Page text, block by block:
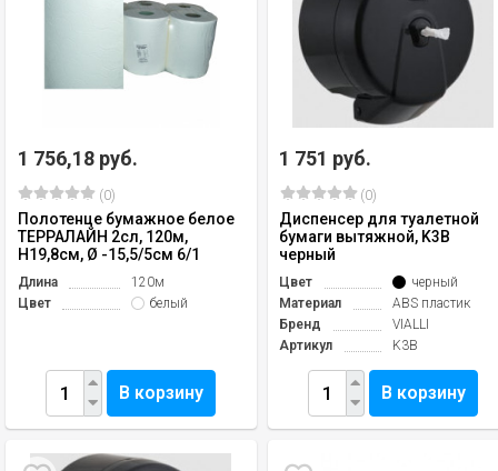
1 756,18 руб.
(0)
Полотенце бумажное белое
ТЕРРАЛАЙН 2сл, 120м,
H19,8см, Ø -15,5/5см 6/1
Длина
120м
Цвет
белый
В корзину
1 751 руб.
(0)
Диспенсер для туалетной
бумаги вытяжной, K3B
черный
Цвет
черный
Материал
ABS пластик
Бренд
VIALLI
Артикул
K3B
В корзину